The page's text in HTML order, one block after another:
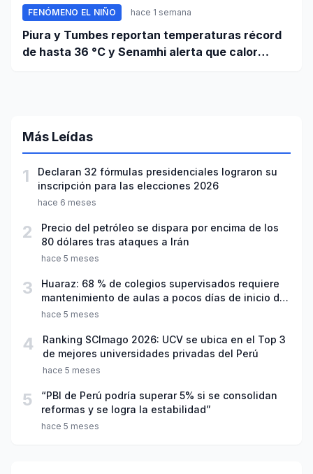
FENÓMENO EL NIÑO hace 1 semana
Piura y Tumbes reportan temperaturas récord
de hasta 36 °C y Senamhi alerta que calor
Más Leídas
1
Declaran 32 fórmulas presidenciales lograron su
inscripción para las elecciones 2026
hace 6 meses
2
Precio del petróleo se dispara por encima de los
80 dólares tras ataques a Irán
hace 5 meses
3
Huaraz: 68 % de colegios supervisados requiere
mantenimiento de aulas a pocos días de inicio del
año escolar 2026
hace 5 meses
4
Ranking SCImago 2026: UCV se ubica en el Top 3
de mejores universidades privadas del Perú
hace 5 meses
5
“PBI de Perú podría superar 5% si se consolidan
reformas y se logra la estabilidad”
hace 5 meses